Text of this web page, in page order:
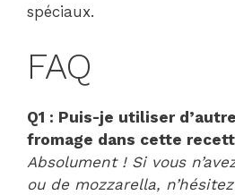
spéciaux.
FAQ
Q1 : Puis-je utiliser
fromage dans cette
Absolument ! Si vous
ou de mozzarella,